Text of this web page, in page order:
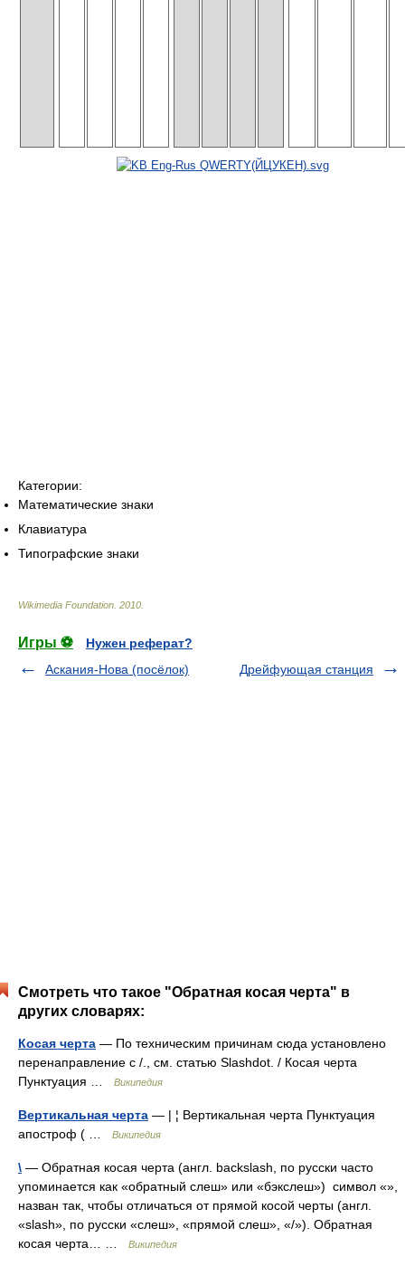
Категории:
Математические знаки
Клавиатура
Типографские знаки
Wikimedia Foundation 2010
Игры ⚽
Нужен реферат?
Аскания-Нова (посёлок)
Дрейфующая станция
Смотреть что такое "Обратная косая черта" в
других словарях:
Косая черта — По техническим причинам сюда установлено
перенаправление с /., см. статью Slashdot. / Косая черта
Пунктуация …
Википедия
Вертикальная черта — | ¦ Вертикальная черта Пунктуация
апостроф ( …
Википедия
\ — Обратная косая черта (англ. backslash, по русски часто
упоминается как «обратный слеш» или «бэкслеш») символ «»,
назван так, чтобы отличаться от прямой косой черты (англ.
«slash», по русски «слеш», «прямой слеш», «/»). Обратная
косая черта… …
Википедия